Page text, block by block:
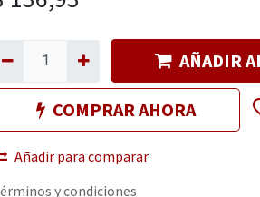
AÑADIR
COMPRAR AHORA
Añadir para comparar
y condiciones